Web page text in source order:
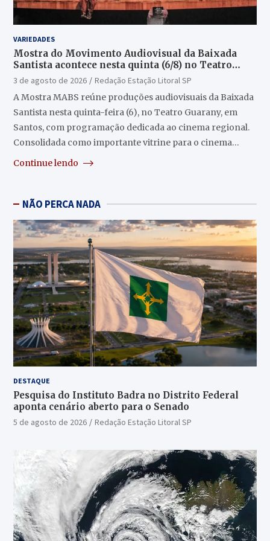
VARIEDADES
Mostra do Movimento Audiovisual da Baixada
Santista acontece nesta quinta (6/8) no Teatro
Guarany
3 de agosto de 2026
Redação Estação Litoral SP
A Mostra MABS reúne produções audiovisuais da Baixada
Santista nesta quinta-feira (6), no Teatro Guarany, em
Santos, com programação dedicada ao cinema regional.
Consolidada como importante vitrine para o cinema…
Continue lendo
NÃO PERCA NADA
DESTAQUE
Pesquisa do Instituto Badra no Distrito Federal
aponta cenário aberto para o Senado
5 de agosto de 2026 Redação Estação Litoral SP